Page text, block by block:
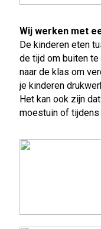
Wij werken met
De kinderen eten
de tijd om buiten
naar de klas om
je kinderen
Het kan ook zijn
moestuin of tijdens